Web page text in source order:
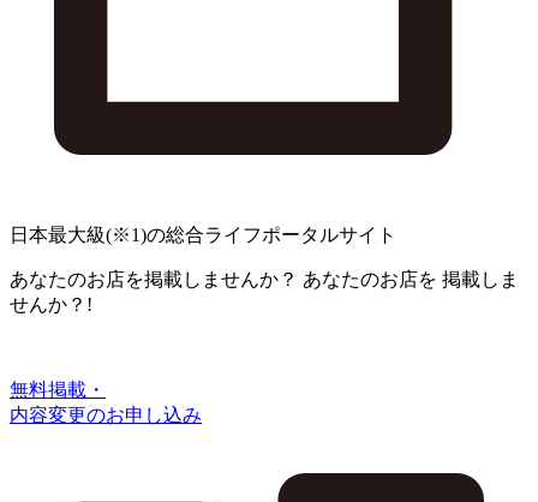
日本最大級(※1)の総合ライフポータルサイト
あなたのお店を掲載しませんか？ あなたのお店を 掲載しま
せんか？!
無料掲載・
内容変更のお申し込み